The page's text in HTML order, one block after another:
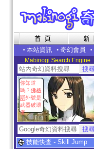
• 本站資訊 • 奇幻會員 •
Mabinogi Search Engine
你知道
嗎？ 佛格
斯外號是
武器破壞
者
技能快查 - Skill Jump